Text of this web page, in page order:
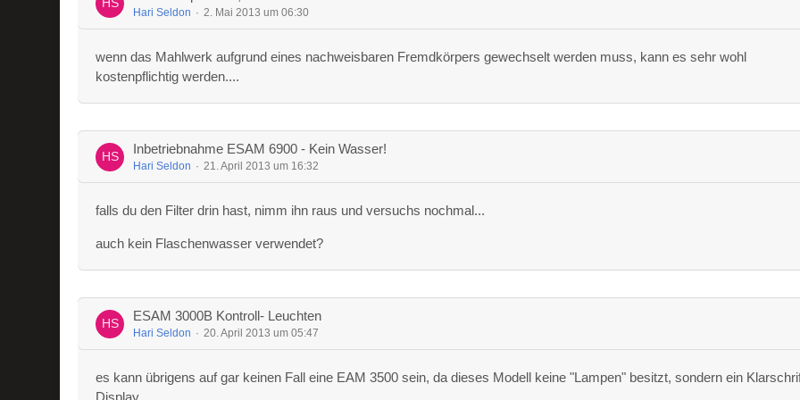
Hari Seldon 2. Mai 2013 um 06:30
wenn das Mahlwerk aufgrund eines nachweisbaren Fremdkörpers gewechselt werden muss, kann es sehr wohl
kostenpflichtig werden....
Inbetriebnahme ESAM 6900 - Kein Wasser!
Hari Seldon 21. April 2013 um 16:32
falls du den Filter drin hast, nimm ihn raus und versuchs nochmal...
auch kein Flaschenwasser verwendet?
ESAM 3000B Kontroll- Leuchten
Hari Seldon 20. April 2013 um 05:47
es kann übrigens auf gar keinen Fall eine EAM 3500 sein, da dieses Modell keine "Lampen" besitzt, sondern ein
Display....